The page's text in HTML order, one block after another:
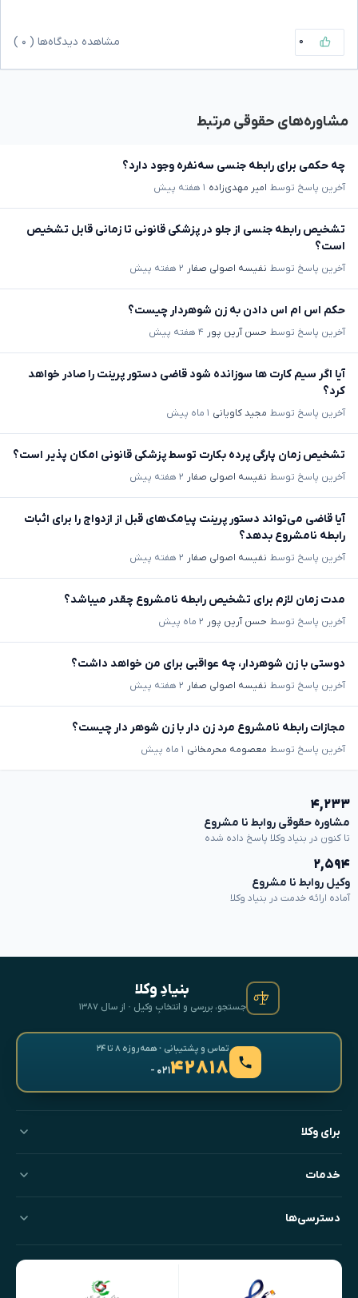
۰ مشاهده دیدگاه‌ها ( ۰
مشاوره‌های حقوقی مرتبط
چه حکمی برای رابطه جنسی سه‌نفره وجود دارد؟
آخرین پاسخ توسط امیر مهدی‌زاده ۱ هفته پیش
تشخیص رابطه جنسی از جلو در پزشکی قانونی تا زمانی قابل تشخیص
است؟
آخرین پاسخ توسط نفیسه اصولی صفار ۲ هفته پیش
حکم اس ام اس دادن به زن شوهردار چیست؟
آخرین پاسخ توسط حسن آرین پور ۴ هفته پیش
آیا اگر سیم کارت ها سوزانده شود قاضی دستور پرینت را صادر خواهد
کرد؟
آخرین پاسخ توسط مجید کاویانی ۱ ماه پیش
تشخیص زمان پارگی پرده بکارت توسط پزشکی قانونی امکان پذیر است؟
آخرین پاسخ توسط نفیسه اصولی صفار ۲ هفته پیش
آیا قاضی می‌تواند دستور پرینت پیامک‌های قبل از ازدواج را برای اثبات
رابطه نامشروع بدهد؟
آخرین پاسخ توسط نفیسه اصولی صفار ۲ هفته پیش
مدت زمان لازم برای تشخیص رابطه نامشروع چقدر میباشد؟
آخرین پاسخ توسط حسن آرین پور ۲ ماه پیش
دوستی با زن شوهردار، چه عواقبی برای من خواهد داشت؟
آخرین پاسخ توسط نفیسه اصولی صفار ۲ هفته پیش
مجازات رابطه نامشروع مرد زن دار با زن شوهر دار چیست؟
آخرین پاسخ توسط معصومه محرمخانی ۱ ماه پیش
۴,۲۳۳
مشاوره حقوقی روابط نا مشروع
تا کنون در بنیاد وکلا پاسخ داده شده
۲,۵۹۴
وکیل روابط نا مشروع
آماده ارائه خدمت در بنیاد وکلا
بنیادِ وکلا
جستجو، بررسی و انتخابِ وکیل · از سال ۱۳۸۷
تماس و پشتیبانی · همه‌روزه ۸ تا ۲۴
۴۲۸۱۸- ۰۲۱
برای وکلا
خدمات
دسترسی‌ها